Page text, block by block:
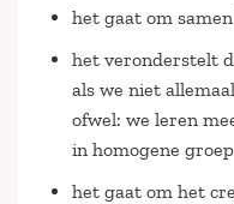
het gaat om
het veronderstelt
als we niet
ofwel: we leren
in homogene
het gaat om het